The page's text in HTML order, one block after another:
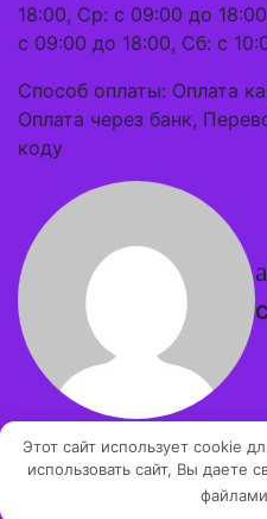
18:00, Ср: с 09:00 до
с 09:00 до 18:00, Сб: с
Способ оплаты: Оплата
Оплата через банк,
коду
Авторские права ©
Тема Architect
Этот сайт использует cookie
использовать сайт, Вы даете